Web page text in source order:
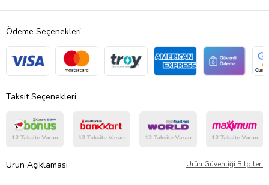
Ödeme Seçenekleri
Taksit Seçenekleri
Ürün Açıklaması Ürün Güvenliği Bilgileri